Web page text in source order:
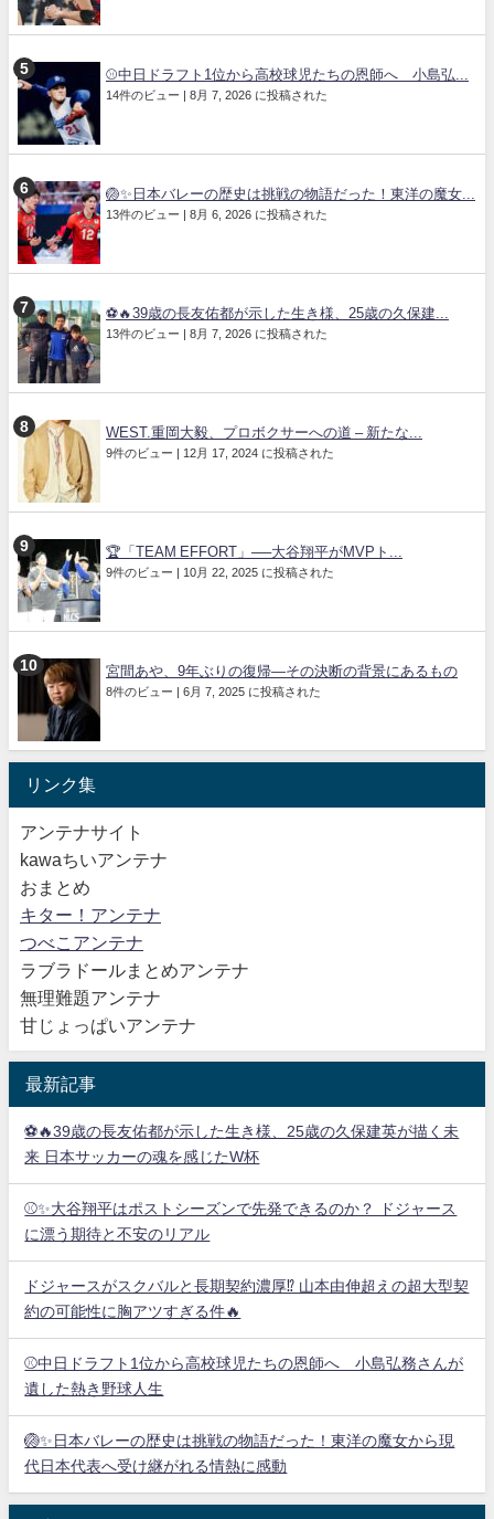
⚾中日ドラフト1位から高校球児たちの恩師へ 小島弘...
14件のビュー | 8月 7, 2026 に投稿された
🏐✨日本バレーの歴史は挑戦の物語だった！東洋の魔女...
13件のビュー | 8月 6, 2026 に投稿された
⚽🔥39歳の長友佑都が示した生き様、25歳の久保建...
13件のビュー | 8月 7, 2026 に投稿された
WEST.重岡大毅、プロボクサーへの道 – 新たな...
9件のビュー | 12月 17, 2024 に投稿された
🏆「TEAM EFFORT」──大谷翔平がMVPト...
9件のビュー | 10月 22, 2025 に投稿された
宮間あや、9年ぶりの復帰—その決断の背景にあるもの
8件のビュー | 6月 7, 2025 に投稿された
リンク集
アンテナサイト
kawaちいアンテナ
おまとめ
キター！アンテナ
つべこアンテナ
ラブラドールまとめアンテナ
無理難題アンテナ
甘じょっぱいアンテナ
最新記事
⚽🔥39歳の長友佑都が示した生き様、25歳の久保建英が描く未
来 日本サッカーの魂を感じたW杯
⚾✨大谷翔平はポストシーズンで先発できるのか？ ドジャース
に漂う期待と不安のリアル
ドジャースがスクバルと長期契約濃厚⁉︎ 山本由伸超えの超大型契
約の可能性に胸アツすぎる件🔥
⚾中日ドラフト1位から高校球児たちの恩師へ 小島弘務さんが
遺した熱き野球人生
🏐✨日本バレーの歴史は挑戦の物語だった！東洋の魔女から現
代日本代表へ受け継がれる情熱に感動